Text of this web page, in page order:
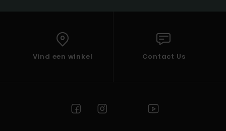
Vind een winkel Contact Us